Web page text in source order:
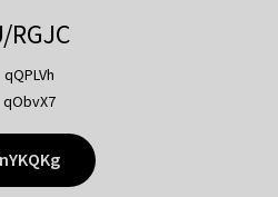
RGJC
qQPLVh
qObvX7
nYKQKg